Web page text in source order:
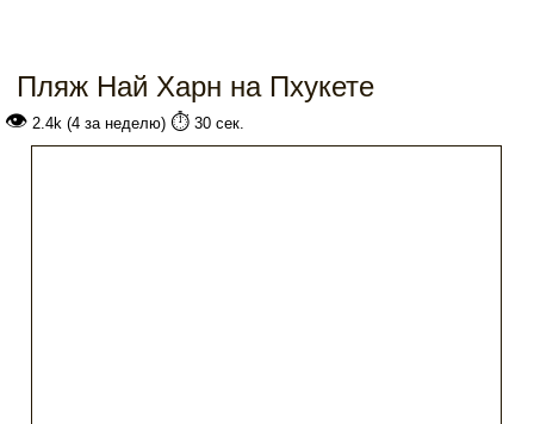
Пляж Най Харн на Пхукете
👁 2.4k (4 за неделю) ⏱️ 30 сек.